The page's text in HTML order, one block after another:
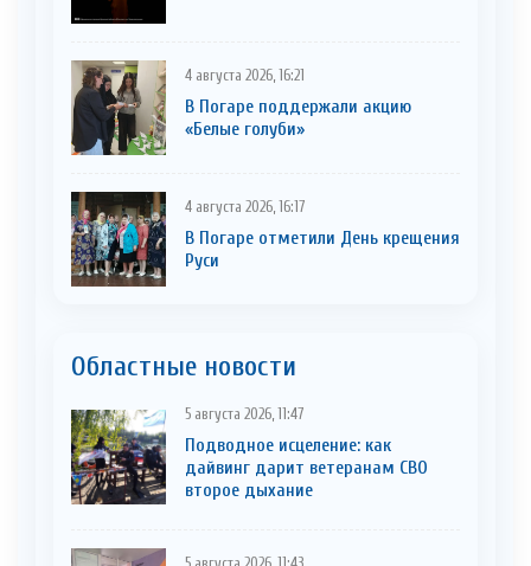
4 августа 2026, 16:21
В Погаре поддержали акцию
«Белые голуби»
4 августа 2026, 16:17
В Погаре отметили День крещения
Руси
Областные новости
5 августа 2026, 11:47
Подводное исцеление: как
дайвинг дарит ветеранам СВО
второе дыхание